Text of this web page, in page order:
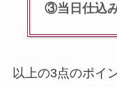
③当日仕込
以上の3点のポイ